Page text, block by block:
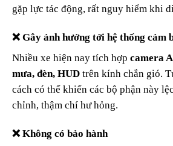
gặp lực tác động, rất nguy hiểm khi
❌ Gây ảnh hưởng tới hệ thống cảm
Nhiều xe hiện nay tích hợp camera
mưa, đèn, HUD trên kính chắn gió.
cách có thể khiến các bộ phận này
chỉnh, thậm chí hư hỏng.
❌ Không có bảo hành